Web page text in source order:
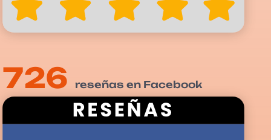
726 reseñas en Facebook